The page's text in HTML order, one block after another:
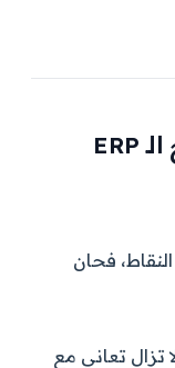
متى تعرف أن شركتك تحتاج الـ ERP
فحان
تزال تعاني مع